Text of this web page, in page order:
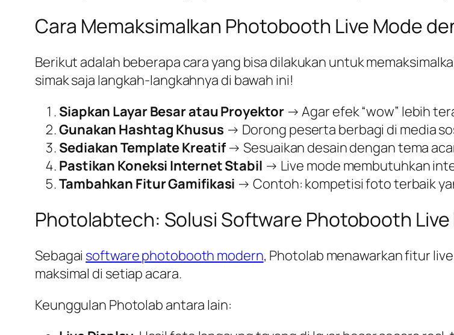
Cara Memaksimalkan Photobooth Live Mode
Berikut adalah beberapa cara yang bisa dilakukan untuk
simak saja langkah-langkahnya di bawah ini!
Siapkan Layar Besar atau Proyektor→ Agar efek “wow” lebih
Gunakan Hashtag Khusus → Dorong peserta berbagi di media
Sediakan Template Kreatif→ Sesuaikan desain dengan tema
Pastikan Koneksi Internet Stabil → Live mode membutuhkan
Tambahkan Fitur Gamifikasi → Contoh: kompetisi foto terbaik
Photolabtech: Solusi Software Photobooth Live
Sebagai software photobooth modern, Photolab menawarkan fitur
maksimal di setiap acara.
Keunggulan Photolab antara lain: